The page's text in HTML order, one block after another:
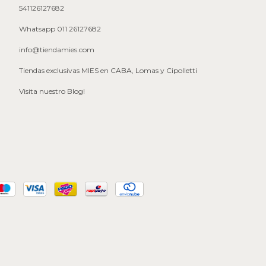
541126127682
Whatsapp 011 26127682
info@tiendamies.com
Tiendas exclusivas MIES en CABA, Lomas y Cipolletti
Visita nuestro Blog!